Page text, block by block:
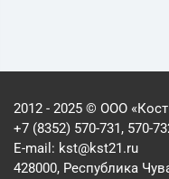
2012 - 2025 © ООО
+7 (8352) 570-731, 570-
E-mail: kst@kst21.ru
428000, Республика